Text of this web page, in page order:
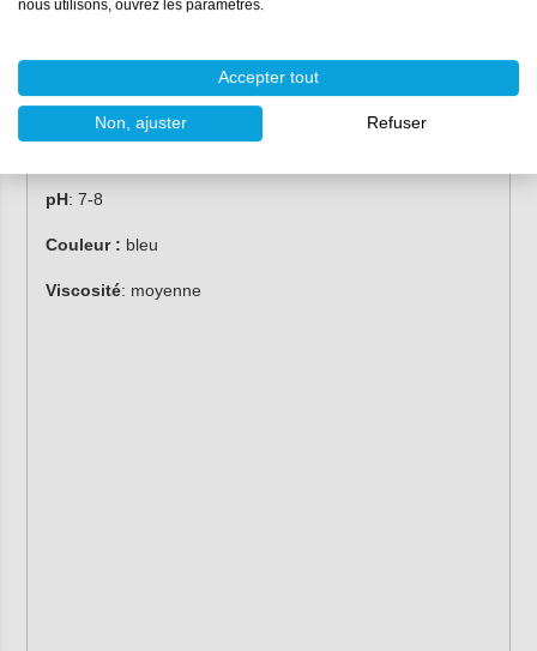
Ses propriétés :
Contenu :1 litre
pH: 7-8
Couleur : bleu
Viscosité: moyenne
nous utilisons, ouvrez les paramètres.
Accepter tout
Non, ajuster Refuser